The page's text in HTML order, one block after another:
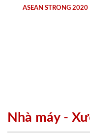
ASEAN STRONG 2020
Nhà máy -